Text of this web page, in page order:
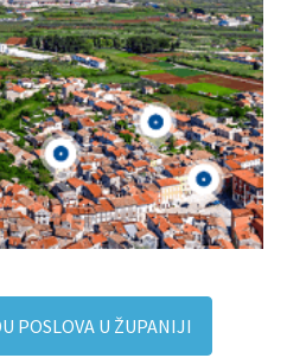
POSLOVA U ŽUPANIJI